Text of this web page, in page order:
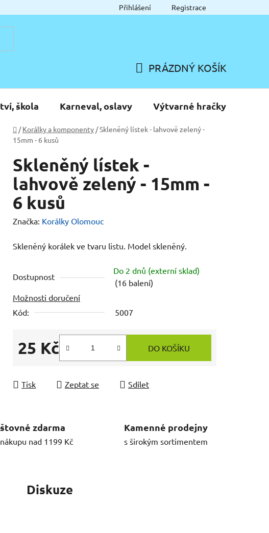
Přihlášení Registrace
KOŠÍK
PRÁZDNÝ KOŠÍK
škola Karneval, oslavy Výtvarné hračky
Domů
/ Korálky a komponenty /Skleněný lístek - lahvově zelený -
15mm - 6 kusů
Skleněný lístek -
lahvově zelený - 15mm -
6 kusů
Značka: Korálky Olomouc
Skleněný korálek ve tvaru listu. Model skleněný.
Dostupnost
Do 2 dnů (externí sklad)
(16 balení)
Možnosti doručení
Kód:
5007
25 Kč
Měrná cena:
DO KOŠÍKU
Tisk Zeptat se Sdílet
zdarma
nad 1199 Kč
Kamenné prodejny
s širokým sortimentem
Diskuze